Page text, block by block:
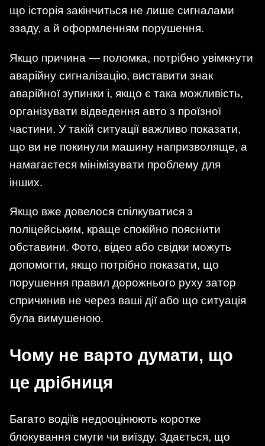
що історія закінчиться не лише сигналами
ззаду, а й оформленням порушення.
Якщо причина — поломка, потрібно увімкнути
аварійну сигналізацію, виставити знак
аварійної зупинки і, якщо є така можливість,
організувати відведення авто з проїзної
частини. У такій ситуації важливо показати,
що ви не покинули машину напризволяще, а
намагаєтеся мінімізувати проблему для
інших.
Якщо вже довелося спілкуватися з
поліцейським, краще спокійно пояснити
обставини. Фото, відео або свідки можуть
допомогти, якщо потрібно показати, що
порушення правил дорожнього руху затор
спричинив не через ваші дії або що ситуація
була вимушеною.
Чому не варто думати, що
це дрібниця
Багато водіїв недооцінюють коротке
блокування смуги чи виїзду. Здається, що